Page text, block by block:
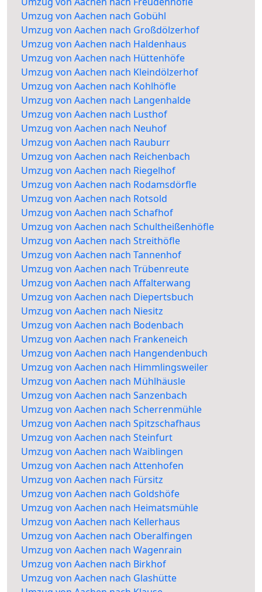
Umzug von Aachen nach Gobühl
Umzug von Aachen nach Großdölzerhof
Umzug von Aachen nach Haldenhaus
Umzug von Aachen nach Hüttenhöfe
Umzug von Aachen nach Kleindölzerhof
Umzug von Aachen nach Kohlhöfle
Umzug von Aachen nach Langenhalde
Umzug von Aachen nach Lusthof
Umzug von Aachen nach Neuhof
Umzug von Aachen nach Rauburr
Umzug von Aachen nach Reichenbach
Umzug von Aachen nach Riegelhof
Umzug von Aachen nach Rodamsdörfle
Umzug von Aachen nach Rotsold
Umzug von Aachen nach Schafhof
Umzug von Aachen nach Schultheißenhöfle
Umzug von Aachen nach Streithöfle
Umzug von Aachen nach Tannenhof
Umzug von Aachen nach Trübenreute
Umzug von Aachen nach Affalterwang
Umzug von Aachen nach Diepertsbuch
Umzug von Aachen nach Niesitz
Umzug von Aachen nach Bodenbach
Umzug von Aachen nach Frankeneich
Umzug von Aachen nach Hangendenbuch
Umzug von Aachen nach Himmlingsweiler
Umzug von Aachen nach Mühlhäusle
Umzug von Aachen nach Sanzenbach
Umzug von Aachen nach Scherrenmühle
Umzug von Aachen nach Spitzschafhaus
Umzug von Aachen nach Steinfurt
Umzug von Aachen nach Waiblingen
Umzug von Aachen nach Attenhofen
Umzug von Aachen nach Fürsitz
Umzug von Aachen nach Goldshöfe
Umzug von Aachen nach Heimatsmühle
Umzug von Aachen nach Kellerhaus
Umzug von Aachen nach Oberalfingen
Umzug von Aachen nach Wagenrain
Umzug von Aachen nach Birkhof
Umzug von Aachen nach Glashütte